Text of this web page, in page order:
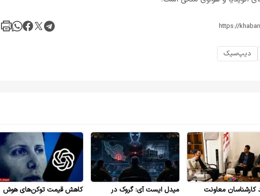
دیپ‌سیک
کارشناسان معاونت
میدل ایست آی: گروک در
کاهش قیمت توکن‌های هوش